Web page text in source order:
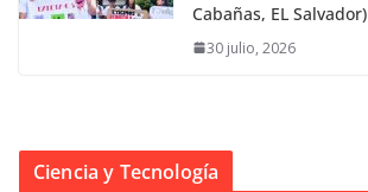
Cabañas, EL Salvador)
30 julio, 2026
Ciencia y Tecnología